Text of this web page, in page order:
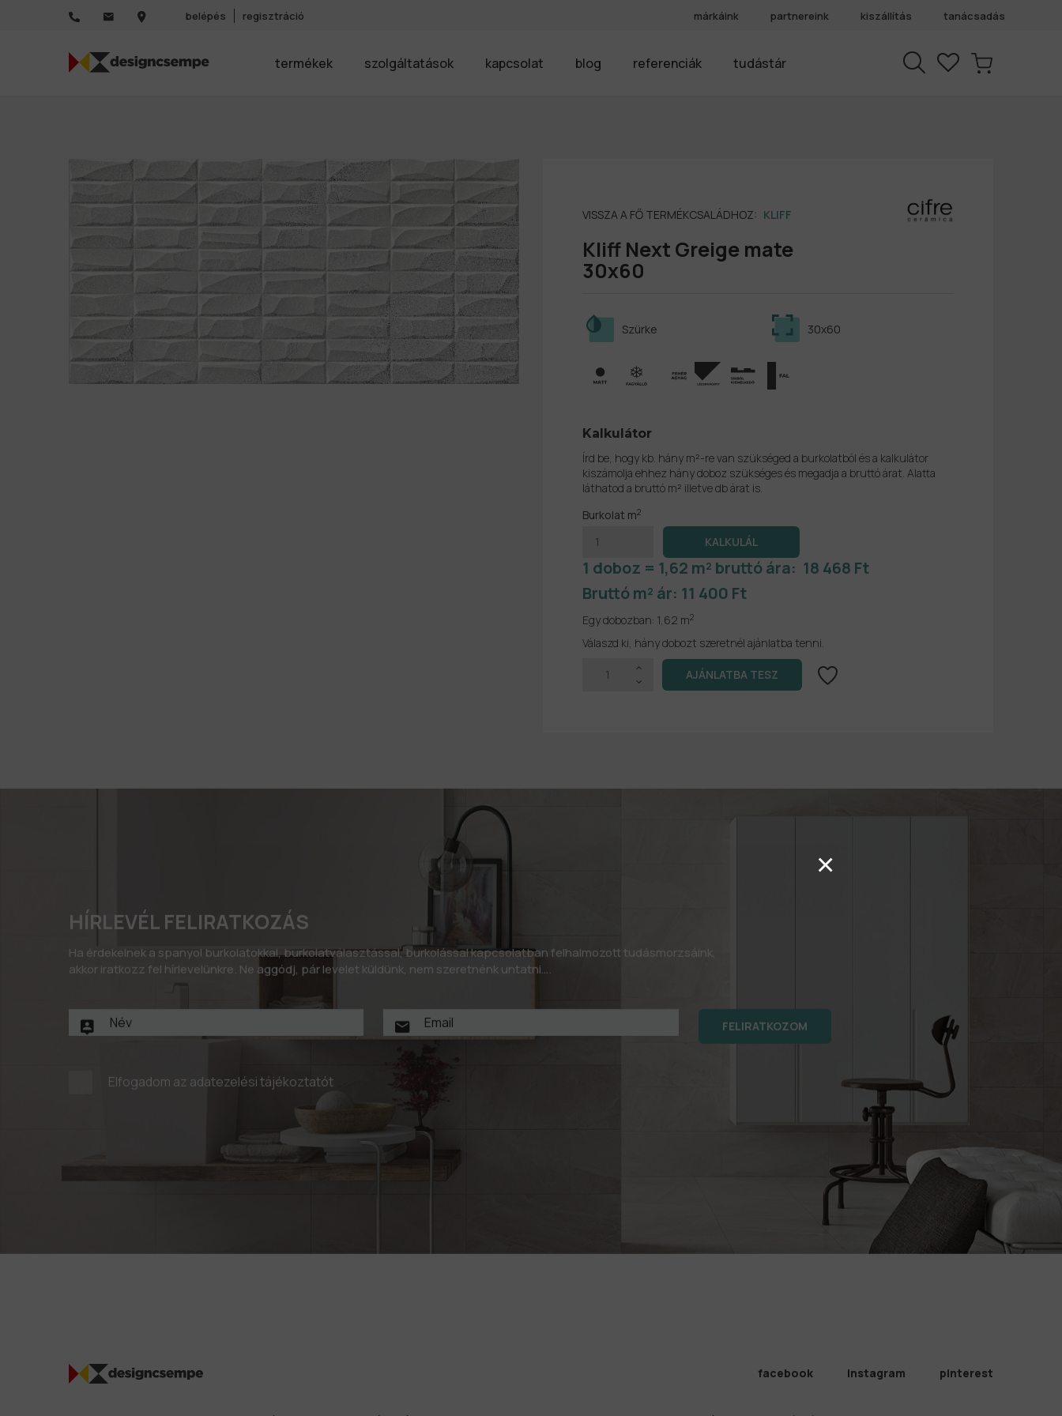
belépés regisztráció márkáink partnereink kiszállítás tanácsadás
termékek szolgáltatások kapcsolat blog referenciák tudástár
VISSZA A FŐ TERMÉKCSALÁDHOZ: KLIFF
Kliff Next Greige mate
30x60
30x60
Szürke
Kalkulátor
Írd be, hogy kb. hány m²-re van szükséged a burkolatból és a kalkulátor
kiszámolja ehhez hány doboz szükséges és megadja a bruttó árat. Alatta
láthatod a bruttó m² illetve db árat is.
Burkolat m2
1 doboz = 1,62 m² bruttó ára: 18 468 Ft
Bruttó m² ár: 11 400 Ft
Egy dobozban: 1,62 m2
Válaszd ki, hány dobozt szeretnél ajánlatba tenni.
HÍRLEVÉL FELIRATKOZÁS
Ha érdekelnek a spanyol burkolatokkal, burkolatválasztással, burkolással kapcsolatban felhalmozott tudásmorzsáink,
akkor iratkozz fel hírlevelünkre. Ne aggódj, pár levelet küldünk, nem szeretnénk untatni….
FELIRATKOZOM
Elfogadom az adatezelési tájékoztatót
facebook instagram pinterest
×